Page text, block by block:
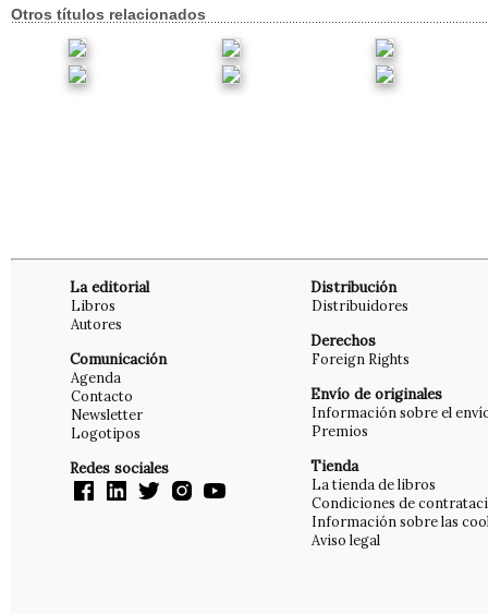
Otros títulos relacionados
La editorial
Libros
Autores
Comunicación
Agenda
Contacto
Newsletter
Logotipos
Redes sociales
Distribución
Distribuidores
Derechos
Foreign Rights
Envío de originales
Información sobre el
Premios
Tienda
La tienda de libros
Condiciones de
Información sobre las
Aviso legal